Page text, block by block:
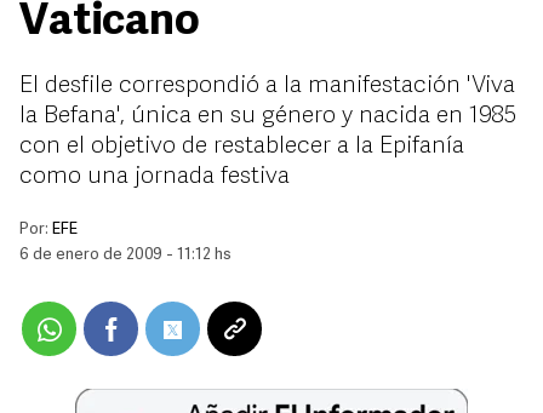
Vaticano
El desfile correspondió a la manifestación 'Viva
la Befana', única en su género y nacida en 1985
con el objetivo de restablecer a la Epifanía
como una jornada festiva
Por: EFE
6 de enero de 2009 - 11:12 hs